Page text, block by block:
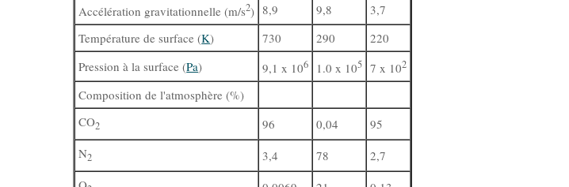
Accélération gravitationnelle (m/s2) 8,9 9,8
3,7
Température de surface (K) 730 290
220
Pression à la surface (Pa) 9,1 x 106 1.0 x 105 7 x 102
Composition de l'atmosphère (%)
CO2 96 0,04
95
N2 3,4 78
2,7